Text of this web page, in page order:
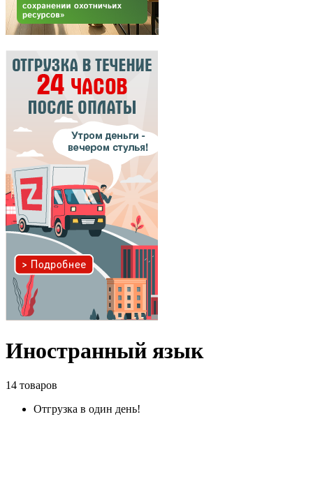
Иностранный язык
14 товаров
Отгрузка в один день!